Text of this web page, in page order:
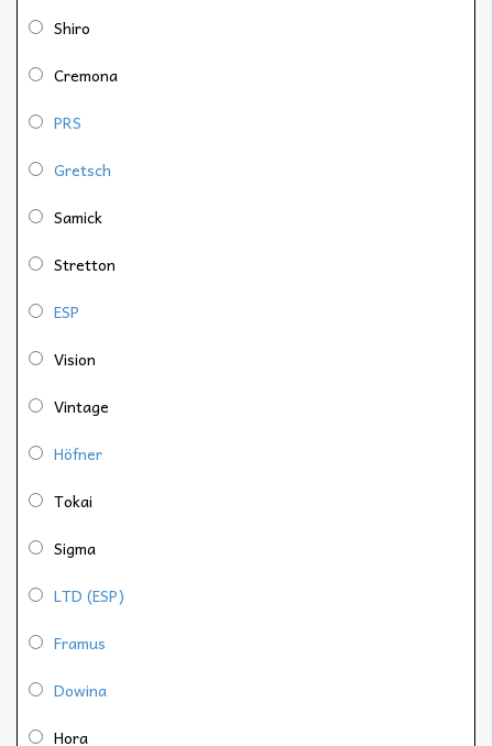
Shiro
Cremona
PRS
Gretsch
Samick
Stretton
ESP
Vision
Vintage
Höfner
Tokai
Sigma
LTD (ESP)
Framus
Dowina
Hora